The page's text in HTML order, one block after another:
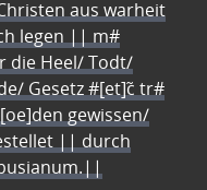
aus warheit
legen || m#
die Heel/ Todt/
Gesetz #[et]c̃ tr#
gewissen/
|| durch